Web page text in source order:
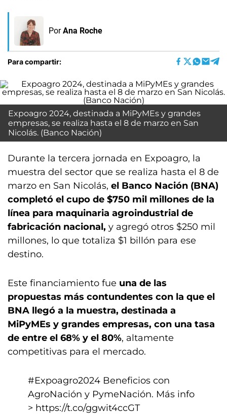
Por Ana Roche
Para compartir:
Expoagro 2024, destinada a MiPyMEs y grandes
empresas, se realiza hasta el 8 de marzo en San
Nicolás. (Banco Nación)
Durante la tercera jornada en Expoagro, la
muestra del sector que se realiza hasta el 8 de
marzo en San Nicolás, el Banco Nación (BNA)
completó el cupo de $750 mil millones de la
línea para maquinaria agroindustrial de
fabricación nacional, y agregó otros $250 mil
millones, lo que totaliza $1 billón para ese
destino.
Este financiamiento fue una de las
propuestas más contundentes con la que el
BNA llegó a la muestra, destinada a
MiPyMEs y grandes empresas, con una tasa
de entre el 68% y el 80%, altamente
competitivas para el mercado.
#Expoagro2024 Beneficios con
AgroNación y PymeNación. Más info
> https://t.co/ggwit4ccGT